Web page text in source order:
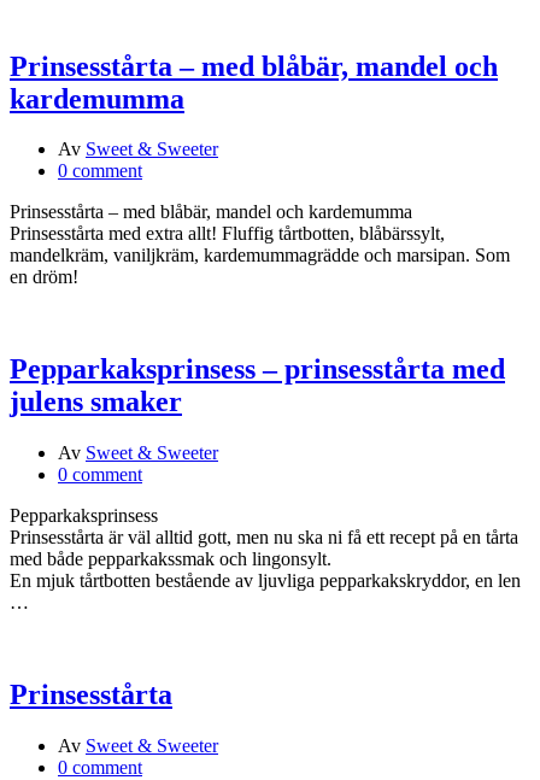
Prinsesstårta – med blåbär, mandel och
kardemumma
Av Sweet & Sweeter
0 comment
Prinsesstårta – med blåbär, mandel och kardemumma
Prinsesstårta med extra allt! Fluffig tårtbotten, blåbärssylt,
mandelkräm, vaniljkräm, kardemummagrädde och marsipan. Som
en dröm!
Pepparkaksprinsess – prinsesstårta med
julens smaker
Av Sweet & Sweeter
0 comment
Pepparkaksprinsess
Prinsesstårta är väl alltid gott, men nu ska ni få ett recept på en tårta
med både pepparkakssmak och lingonsylt.
En mjuk tårtbotten bestående av ljuvliga pepparkakskryddor, en len
…
Prinsesstårta
Av Sweet & Sweeter
0 comment